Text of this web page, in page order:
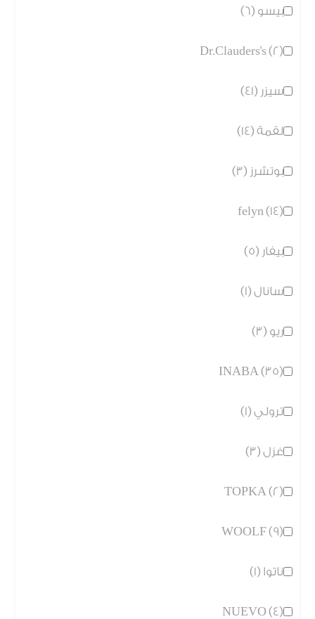
بيسو (6)
Dr.Clauders's (2)
سيزر (41)
لقمة (14)
بوتشرز (3)
felyn (14)
بيفار (5)
سانال (1)
ريو (3)
INABA (35)
ترولي (1)
غزل (3)
TOPKA (2)
WOOLF (9)
ناتوا (1)
NUEVO (4)